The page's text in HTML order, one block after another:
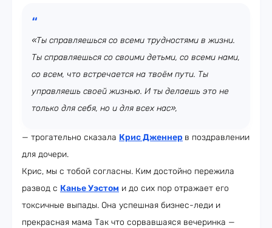
«Ты справляешься со всеми трудностями в жизни.
Ты справляешься со своими детьми, со всеми нами,
со всем, что встречается на твоём пути. Ты
управляешь своей жизнью. И ты делаешь это не
только для себя, но и для всех нас»,
— трогательно сказала Крис Дженнер в поздравлении
для дочери.
Крис, мы с тобой согласны. Ким достойно пережила
развод с Канье Уэстом и до сих пор отражает его
токсичные выпады. Она успешная бизнес-леди и
прекрасная мама Так что сорвавшаяся вечеринка —